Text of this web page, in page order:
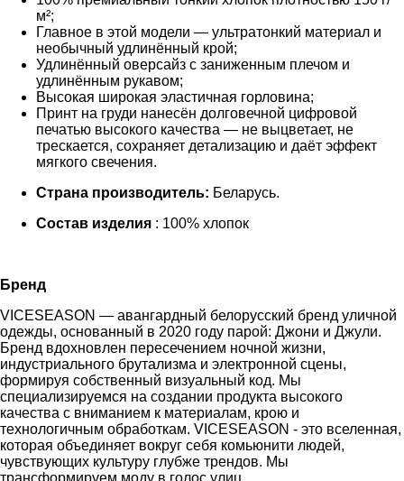
м²;
Главное в этой модели — ультратонкий материал и
необычный удлинённый крой;
Удлинённый оверсайз с заниженным плечом и
удлинённым рукавом;
Высокая широкая эластичная горловина;
Принт на груди нанесён долговечной цифровой
печатью высокого качества — не выцветает, не
трескается, сохраняет детализацию и даёт эффект
мягкого свечения.
Страна производитель: Беларусь.
Состав изделия : 100% хлопок
Бренд
VICESEASON — авангардный белорусский бренд уличной
одежды, основанный в 2020 году парой: Джони и Джули.
Бренд вдохновлен пересечением ночной жизни,
индустриального брутализма и электронной сцены,
формируя собственный визуальный код. Мы
специализируемся на создании продукта высокого
качества с вниманием к материалам, крою и
технологичным обработкам. VICESEASON - это вселенная,
которая объединяет вокруг себя комьюнити людей,
чувствующих культуру глубже трендов. Мы
трансформируем моду в голос улиц.